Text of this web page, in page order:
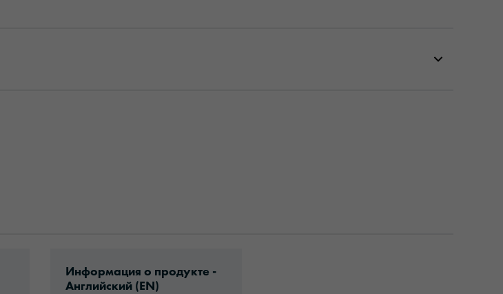
Информация о продукте -
Английский (EN)